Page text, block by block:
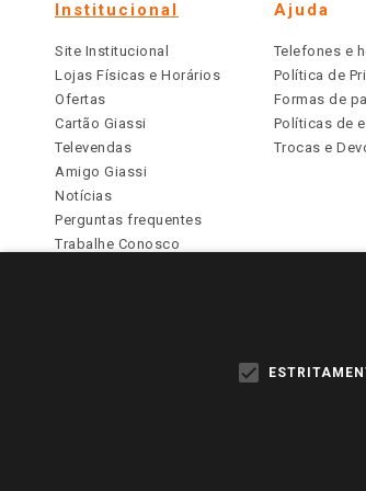
Institucional
Site Institucional
Lojas Físicas e Horários
Ofertas
Cartão Giassi
Televendas
Amigo Giassi
Notícias
Perguntas frequentes
Trabalhe Conosco
Ajuda
Telefones e
Política de
Formas de
Políticas de
Trocas e
PARA VER OS
TODOS OS PREÇOS E